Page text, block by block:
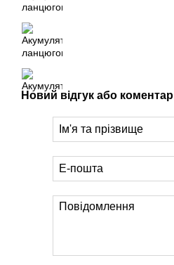
Новий відгук або коментар